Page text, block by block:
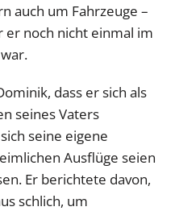
auch um Fahrzeuge –
er noch nicht einmal im
dass er sich als
seines Vaters
seine eigene
Ausflüge seien
Er berichtete davon,
schlich, um